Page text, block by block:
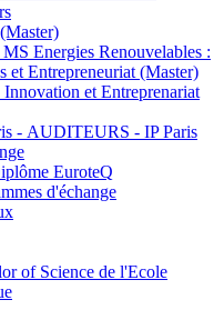
Energies Renouvelables :
et Entrepreneuriat (Master)
et Entreprenariat
- AUDITEURS - IP Paris
EuroteQ
d'échange
of Science de l'Ecole